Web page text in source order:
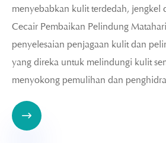
menyebabkan kulit terdedah, jengkel
Cecair Pembaikan Pelindung
penyelesaian penjagaan kulit dan
yang direka untuk melindungi kulit
menyokong pemulihan dan
